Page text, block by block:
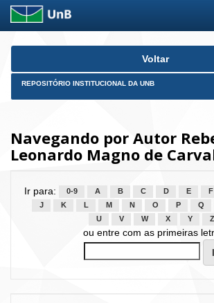
Skip
Voltar
REPOSITÓRIO INSTITUCIONAL DA UNB
Navegando por Autor
Leonardo Magno de
Ir para: 0-9 A B C D E F
J
K L M N O P Q
U
V W X Y Z
ou entre com as primeiras